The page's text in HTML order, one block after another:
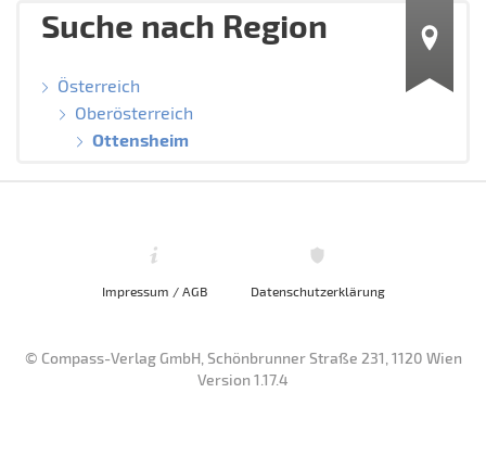
Suche nach Region
Österreich
Oberösterreich
Ottensheim
Impressum / AGB Datenschutzerklärung
© Compass-Verlag GmbH, Schönbrunner Straße 231, 1120 Wien
Version 1.17.4